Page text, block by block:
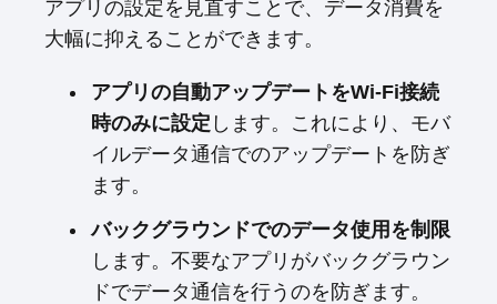
アプリの設定を見直すことで、データ消費を
大幅に抑えることができます。
アプリの自動アップデートをWi-Fi接続
時のみに設定 します。これにより、モバ
イルデータ通信でのアップデートを防ぎ
ます。
バックグラウンドでのデータ使用を制限
します。不要なアプリがバックグラウン
ドでデータ通信を行うのを防ぎます。